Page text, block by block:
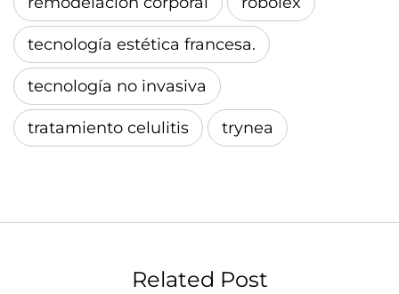
tecnología estética francesa.
tecnología no invasiva
tratamiento celulitis trynea
Related Post